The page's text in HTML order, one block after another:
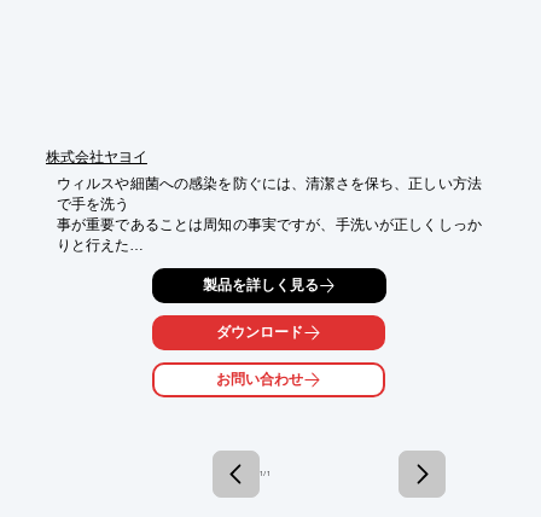
株式会社ヤヨイ
ウィルスや細菌への感染を防ぐには、清潔さを保ち、正しい方法
で手を洗う
事が重要であることは周知の事実ですが、手洗いが正しくしっか
りと行えた
かの判定はとても困難な事です。感染症対策に注目と関心が集ま
現今、Glo Germ は、貴方ご自身はもちろんの事、貴方の生徒や
正しい手洗い方法とクリーニング方法の重要さを教える効果的な
製品を詳しく見る
ダウンロード
お問い合わせ
1 / 1